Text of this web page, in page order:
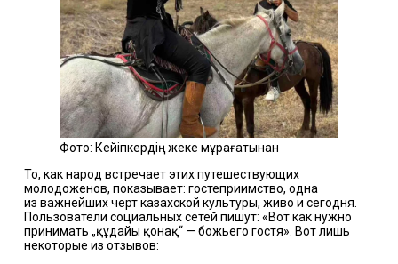
Фото: Кейіпкердің жеке мұрағатынан
То, как народ встречает этих путешествующих
молодоженов, показывает: гостеприимство, одна
из важнейших черт казахской культуры, живо и сегодня.
Пользователи социальных сетей пишут: «Вот как нужно
принимать „құдайы қонақ“ — божьего гостя». Вот лишь
некоторые из отзывов: